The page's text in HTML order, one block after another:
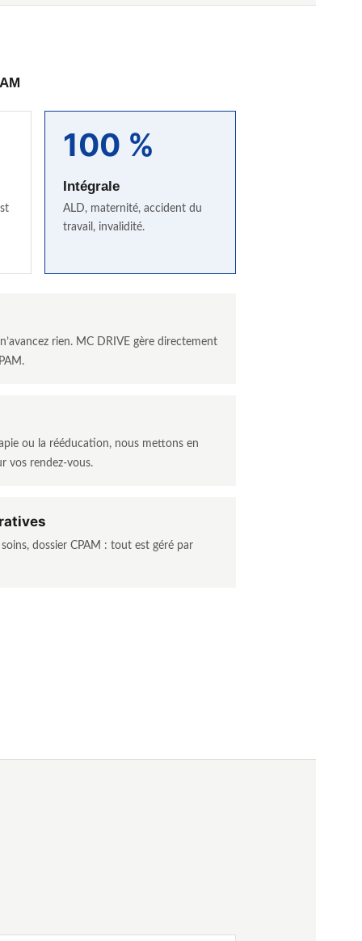
100 %
Intégrale
ALD, maternité, accident du
travail, invalidité.
rien. MC DRIVE gère directement
ou la rééducation, nous mettons en
vos rendez-vous.
dossier CPAM : tout est géré par